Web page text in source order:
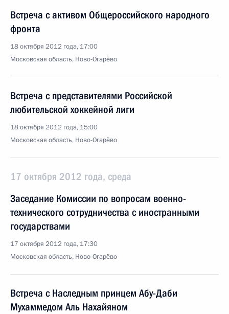
Встреча с активом Общероссийского народного
фронта
18 октября 2012 года, 17:00
Московская область, Ново-Огарёво
Встреча с представителями Российской
любительской хоккейной лиги
18 октября 2012 года, 15:00
Московская область, Ново-Огарёво
17 октября 2012 года, среда
Заседание Комиссии по вопросам военно-
технического сотрудничества с иностранными
государствами
17 октября 2012 года, 17:30
Московская область, Ново-Огарёво
Встреча с Наследным принцем Абу-Даби
Мухаммедом Аль Нахайяном